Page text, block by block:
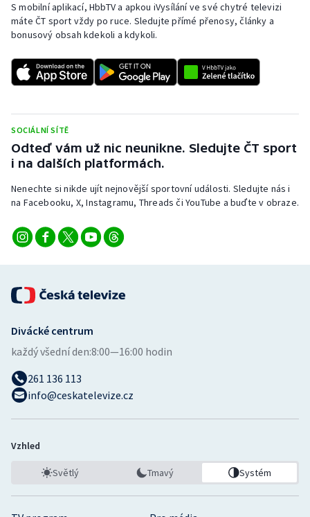
S mobilní aplikací, HbbTV a apkou iVysílání ve své chytré televizi
máte ČT sport vždy po ruce. Sledujte přímé přenosy, články a
bonusový obsah kdekoli a kdykoli.
SOCIÁLNÍ SÍTĚ
Odteď vám už nic neunikne. Sledujte ČT sport
i na dalších platformách.
Nenechte si nikde ujít nejnovější sportovní události. Sledujte nás i
na Facebooku, X, Instagramu, Threads či YouTube a buďte v obraze.
Divácké centrum
každý všední den:8:00—16:00 hodin
261 136 113
info@ceskatelevize.cz
Vzhled
Světlý Tmavý Systém